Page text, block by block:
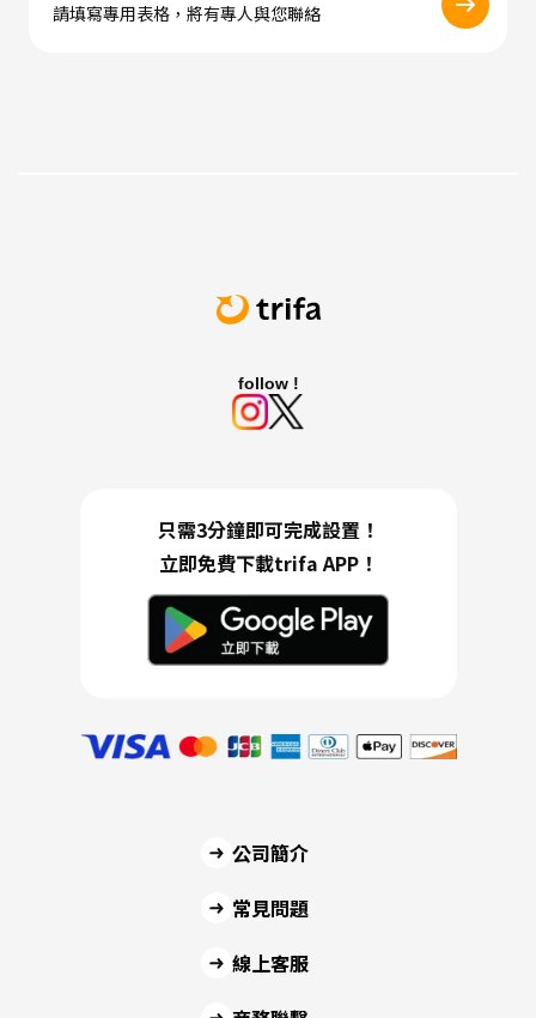
請填寫專用表格，將有專人與您聯絡
follow !
只需3分鐘即可完成設置！
立即免費下載trifa APP！
公司簡介
常見問題
線上客服